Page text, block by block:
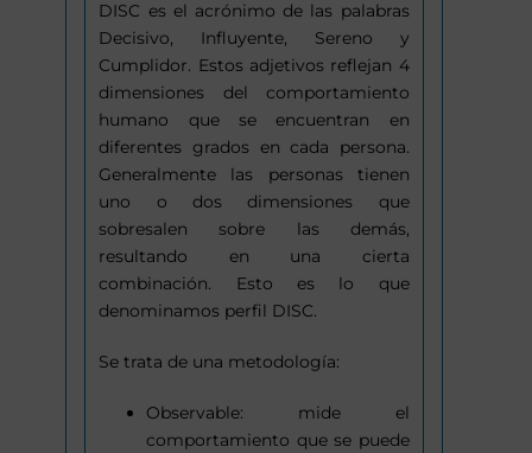
DISC es el acrónimo de las palabras
Decisivo, Influyente, Sereno y
Cumplidor. Estos adjetivos reflejan 4
dimensiones del comportamiento
humano que se encuentran en
diferentes grados en cada persona.
Generalmente las personas tienen
uno o dos dimensiones que
sobresalen sobre las demás,
resultando en una cierta
combinación. Esto es lo que
denominamos perfil DISC.
Se trata de una metodología:
Observable: mide el
comportamiento que se puede